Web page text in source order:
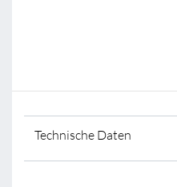
Technische Daten